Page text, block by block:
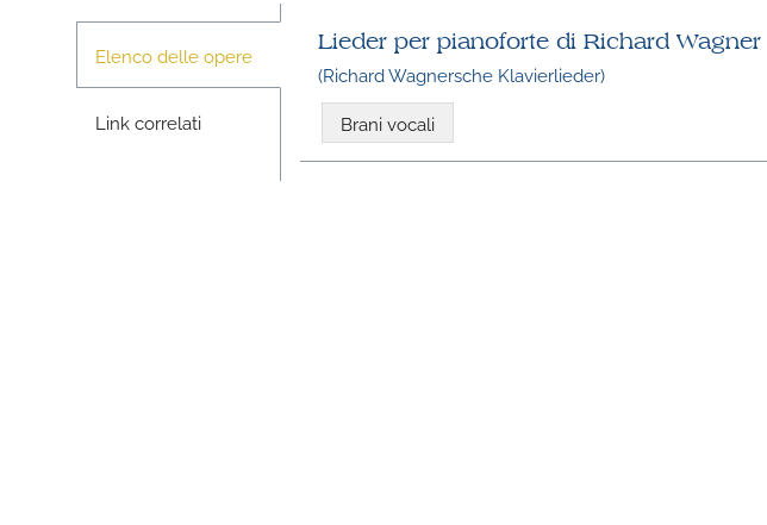
Elenco delle opere
Link correlati
Lieder per pianoforte di Richard Wagner
(Richard Wagnersche Klavierlieder)
Brani vocali